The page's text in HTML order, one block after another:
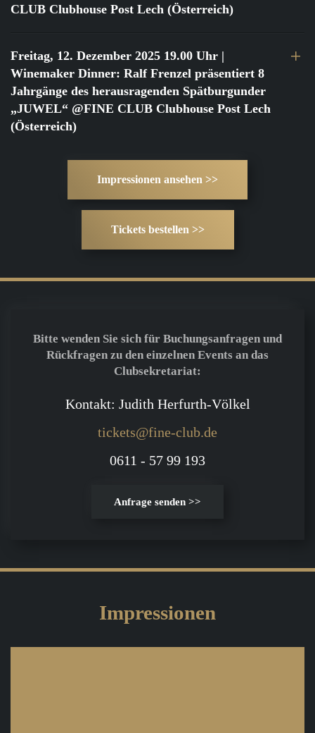
CLUB Clubhouse Post Lech (Österreich)
Freitag, 12. Dezember 2025 19.00 Uhr |
Winemaker Dinner: Ralf Frenzel präsentiert 8
Jahrgänge des herausragenden Spätburgunder
„JUWEL“ @FINE CLUB Clubhouse Post Lech
(Österreich)
Impressionen ansehen >>
Tickets bestellen >>
Bitte wenden Sie sich für Buchungsanfragen und
Rückfragen zu den einzelnen Events an das
Clubsekretariat:
Kontakt: Judith Herfurth-Völkel
tickets@fine-club.de
0611 - 57 99 193
Anfrage senden >>
Impressionen